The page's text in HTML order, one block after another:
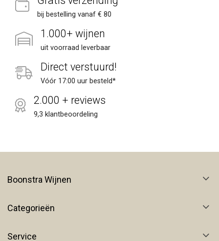
bij bestelling vanaf € 80
1.000+ wijnen
uit voorraad leverbaar
Direct verstuurd!
Vóór 17:00 uur besteld*
2.000 + reviews
9,3 klantbeoordeling
Boonstra Wijnen
Categorieën
Service